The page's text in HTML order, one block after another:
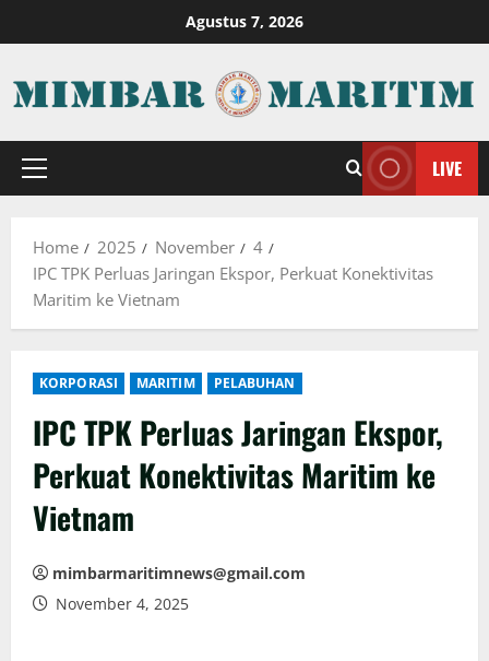
to
Agustus 7, 2026
Primary
LIVE
Home 2025 November
4
IPC TPK Perluas Jaringan Ekspor, Perkuat Konektivitas
Maritim ke Vietnam
KORPORASI MARITIM PELABUHAN
IPC TPK Perluas Jaringan Ekspor,
Perkuat Konektivitas Maritim ke
Vietnam
mimbarmaritimnews@gmail.com
November 4, 2025